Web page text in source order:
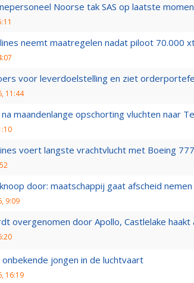
Noorse tak SAS op laatste
neemt maatregelen nadat piloot 70.000
voor leverdoelstelling en ziet
11:44
maandenlange opschorting vluchten naar
voert langste vrachtvlucht met Boeing
knoop door: maatschappij gaat afscheid
9:09
overgenomen door Apollo, Castlelake haakt
jongen in de luchtvaart
16:19